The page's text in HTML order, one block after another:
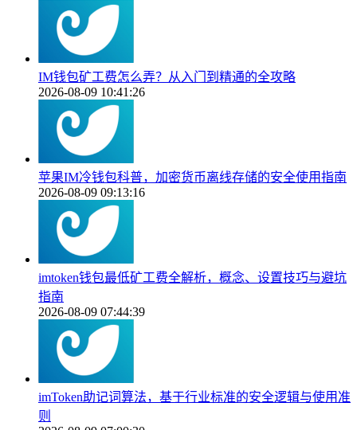
IM钱包矿工费怎么弄？从入门到精通的全攻略
2026-08-09 10:41:26
苹果IM冷钱包科普，加密货币离线存储的安全使用指南
2026-08-09 09:13:16
imtoken钱包最低矿工费全解析，概念、设置技巧与避坑
指南
2026-08-09 07:44:39
imToken助记词算法，基于行业标准的安全逻辑与使用准
则